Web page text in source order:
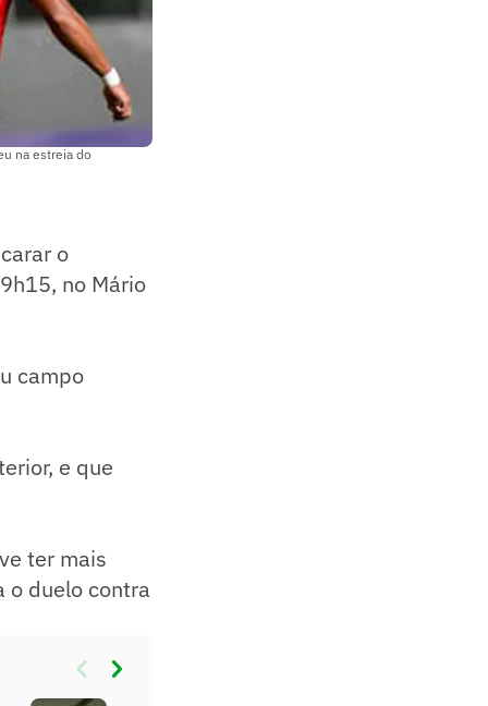
na estreia do
o
no Mário
campo
e que
ter mais
o duelo contra